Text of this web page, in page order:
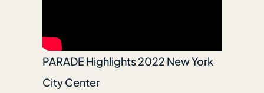
PARADE Highlights 2022 New York
City Center